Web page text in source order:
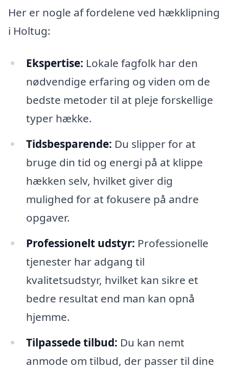
Her er nogle af fordelene ved hækklipning
i Holtug:
Ekspertise: Lokale fagfolk har den
nødvendige erfaring og viden om de
bedste metoder til at pleje forskellige
typer hække.
Tidsbesparende: Du slipper for at
bruge din tid og energi på at klippe
hækken selv, hvilket giver dig
mulighed for at fokusere på andre
opgaver.
Professionelt udstyr: Professionelle
tjenester har adgang til
kvalitetsudstyr, hvilket kan sikre et
bedre resultat end man kan opnå
hjemme.
Tilpassede tilbud: Du kan nemt
anmode om tilbud, der passer til dine